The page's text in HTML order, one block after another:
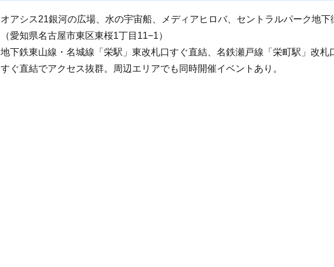
オアシス21銀河の広場、水の宇宙船、メディアヒロバ、セントラルパーク地下
（愛知県名古屋市東区東桜1丁目11−1）
地下鉄東山線・名城線「栄駅」東改札口すぐ直結、名鉄瀬戸線「栄町駅」改札
すぐ直結でアクセス抜群。周辺エリアでも同時開催イベントあり。